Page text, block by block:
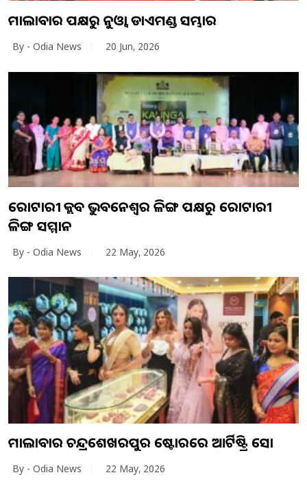
ମାଲାବାର ପକ୍ଷରୁ ନୁଓ୍ବା ଡାଏମଣ୍ଡ ସମ୍ଭାର
By - Odia News 20 Jun, 2026
ରୋଟାରୀ କ୍ଲବ ଭୁବନେଶ୍ୱର କଳିଙ୍ଗ ପକ୍ଷରୁ ରୋଟାରୀ
କଳିଙ୍ଗ ସମ୍ମାନ
By - Odia News 22 May, 2026
ମାଲାବାର ଚନ୍ଦ୍ରଶେଖରପୁର ଷ୍ଟୋରରେ ଆର୍ଟିଷ୍ଟ୍ରି ସୋ
By - Odia News 22 May, 2026